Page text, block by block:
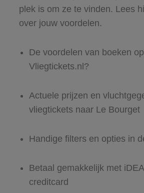
plek is om ze te vinden. Lees
over jouw voordelen.
De voordelen van boeken op
Vliegtickets.nl?
Actuele prijzen en
vliegtickets naar Le Bourget
Handige filters en opties in
Betaal gemakkelijk met
creditcard